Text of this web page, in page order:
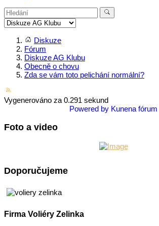
Diskuze
Fórum
Diskuze AG Klubu
Obecně o chovu
Zda se vám toto pelichání normální?
Vygenerováno za 0.291 sekund
Powered by Kunena fórum
Foto a video
Doporučujeme
Firma Voliéry Zelinka